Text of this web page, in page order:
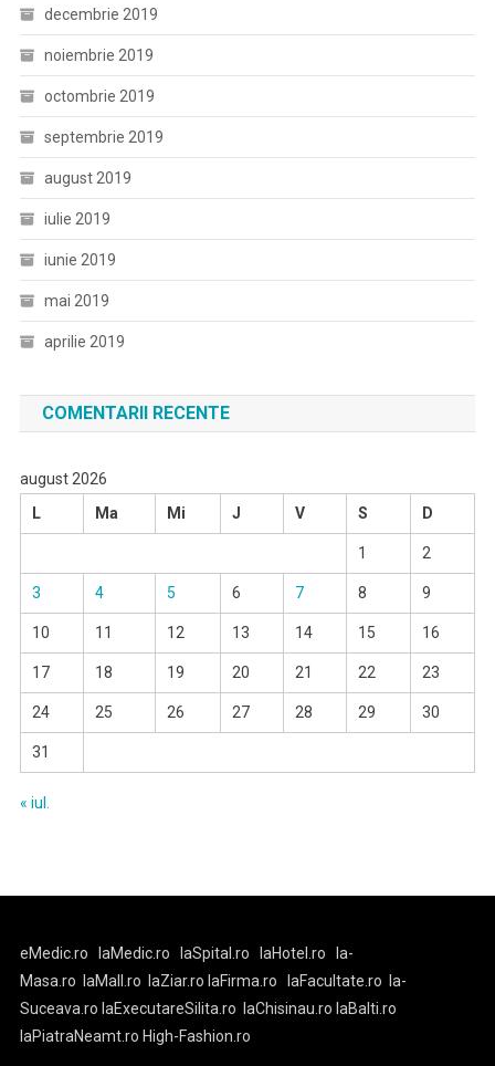
decembrie 2019
noiembrie 2019
octombrie 2019
septembrie 2019
august 2019
iulie 2019
iunie 2019
mai 2019
aprilie 2019
COMENTARII RECENTE
august 2026
L
Ma Mi J V S D
1 2
3 4 5 6 7 8 9
10 11 12 13 14 15 16
17 18 19 20 21 22 23
24 25 26 27 28 29 30
31
« iul.
eMedic.ro laMedic.ro laSpital.ro laHotel.ro
la-
Masa.ro laMall.ro laZiar.rolaFirma.ro laFacultate.ro la-
Suceava.ro laExecutareSilita.ro laChisinau.ro laBalti.ro
laPiatraNeamt.ro High-Fashion.ro